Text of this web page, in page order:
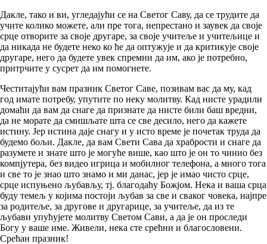
Дакле, тако и ви, угледајући се на Светог Саву, да се трудите да
учите колико можете, али пре тога, непрестано и заувек да своје
срце отворите за своје другаре, за своје учитеље и учитељице и
да никада не будете неко ко ће да оптужује и да критикује своје
другаре, него да будете увек спремни да им, ако је потребно,
притрчите у сусрет да им помогнете.
Честитајући вам празник Светог Саве, позивам вас да му, кад
год имате потребу, упутите по неку молитву. Кад нисте урадили
домаћи да вам да снаге да признате да нисте били баш вредни,
да не морате да смишљате шта се све десило, него да кажете
истину. Јер истина даје снагу и у исто време је почетак труда да
будемо бољи. Дакле, да вам Свети Сава да храбрости и снаге да
разумете и знате што је могуће више, као што је он то чинио без
компјутера, без видео игрица и мобилног телефона, а много тога
и све то је знао што знамо и ми данас, јер је имао чисто срце,
срце испуњено љубављу, тј. благодаћу Божјом. Нека и ваша срца
буду темељ у којима постоји љубав за све и сваког човека, најпре
за родитеље, за другове и другарице, за учитеље, да из те
љубави упућујете молитву Светом Сави, а да је он проследи
Богу у ваше име. Живели, нека сте срећни и благословени.
Срећан празник!